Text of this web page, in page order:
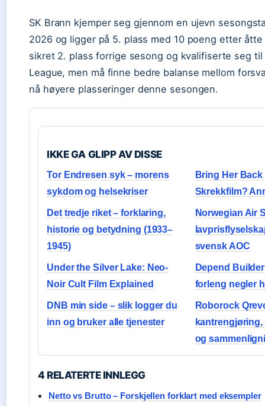
SK Brann kjemper seg gjennom en ujevn
2026 og ligger på 5. plass med 10 poeng etter åtte
sikret 2. plass forrige sesong og kvalifiserte seg til
League, men må finne bedre balanse mellom
nå høyere plasseringer denne sesongen.
IKKE GA GLIPP AV DISSE
Tor Endresen syk – morens
sykdom og helsekriser
Bring Her Back
Skrekkfilm?
Det tredje riket – forklaring,
historie og betydning (1933–
1945)
Norwegian Air
svensk AOC
Under the Silver Lake: Neo-
Noir Cult Film Explained
Depend
forleng negler
DNB min side – slik logger du
inn og bruker alle tjenester
Roborock
og
4 RELATERTE INNLEGG
Netto vs Brutto – Forskjellen forklart med eksempler